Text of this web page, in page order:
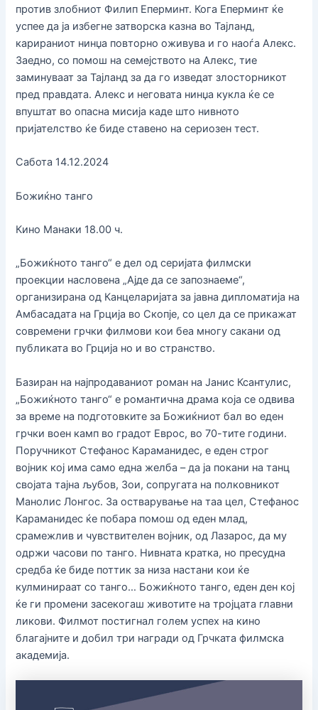
против злобниот Филип Еперминт. Кога Еперминт ќе
успее да ја избегне затворска казна во Тајланд,
карираниот нинџа повторно оживува и го наоѓа Алекс.
Заедно, со помош на семејството на Алекс, тие
заминуваат за Тајланд за да го изведат злосторникот
пред правдата. Алекс и неговата нинџа кукла ќе се
впуштат во опасна мисија каде што нивното
пријателство ќе биде ставено на сериозен тест.
Сабота 14.12.2024
Божиќно танго
Кино Манаки 18.00 ч.
„Божиќното танго“ е дел од серијата филмски
проекции насловена „Ајде да се запознаеме“,
организирана од Канцеларијата за јавна дипломатија на
Амбасадата на Грција во Скопје, со цел да се прикажат
современи грчки филмови кои беа многу сакани од
публиката во Грција но и во странство.
Базиран на најпродаваниот роман на Јанис Ксантулис,
„Божиќното танго“ е романтична драма која се одвива
за време на подготовките за Божиќниот бал во еден
грчки воен камп во градот Еврос, во 70-тите години.
Поручникот Стефанос Караманидес, е еден строг
војник кој има само една желба – да ја покани на танц
својата тајна љубов, Зои, сопругата на полковникот
Манолис Лонгос. За остварување на таа цел, Стефанос
Караманидес ќе побара помош од еден млад,
срамежлив и чувствителен војник, од Лазарос, да му
одржи часови по танго. Нивната кратка, но пресудна
средба ќе биде поттик за низа настани кои ќе
кулминираат со танго… Божиќното танго, еден ден кој
ќе ги промени засекогаш животите на тројцата главни
ликови. Филмот постигнал голем успех на кино
благајните и добил три награди од Грчката филмска
академија.